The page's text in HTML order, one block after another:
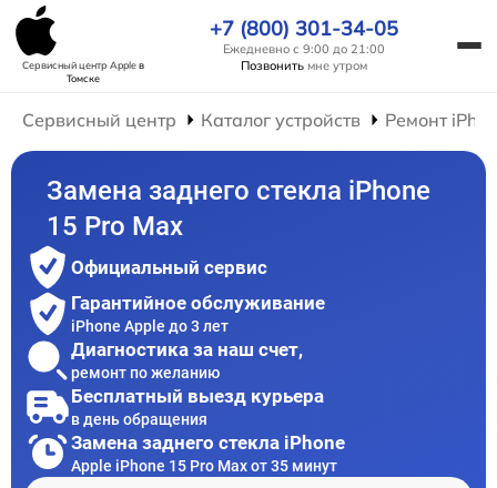
Сервисный центр Appleв
Томске
+7 (800) 301-34-05
Ежедневно с 9:00 до 21:00
Позвонить мне утром
Сервисный центр Каталог устройств Ремонт
Замена заднего стекла iPhone
15 Pro Max
Официальный сервис
Гарантийное обслуживание
iPhone Apple до 3 лет
Диагностика за наш счет,
ремонт по желанию
Бесплатный выезд курьера
в день обращения
Замена заднего стекла iPhone
Apple iPhone 15 Pro Max от 35 минут